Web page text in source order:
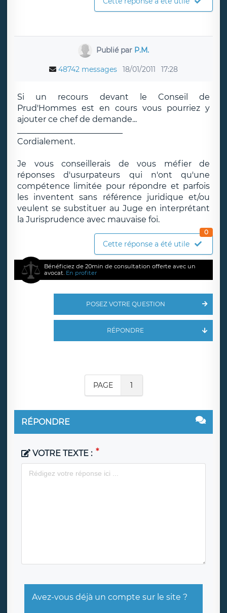
Publié par P.M.
48742 messages 18/01/2011 17:28
Si un recours devant le Conseil de
Prud'Hommes est en cours vous pourriez y
ajouter ce chef de demande...
Cordialement.
Je vous conseillerais de vous méfier de
réponses d'usurpateurs qui n'ont qu'une
compétence limitée pour répondre et parfois
les inventent sans référence juridique et/ou
veulent se substituer au Juge en interprétant
la Jurisprudence avec mauvaise foi.
Cette réponse a été utile
0
Bénéficiez de 20min de consultation offerte avec un
avocat. En profiter
POSEZ VOTRE QUESTION
RÉPONDRE
PAGE 1
RÉPONDRE
VOTRE TEXTE :
Avez-vous déjà un compte sur le site ?